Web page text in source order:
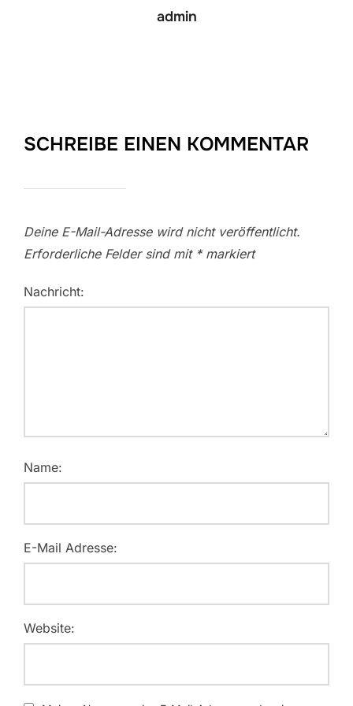
admin
SCHREIBE EINEN KOMMENTAR
Deine E-Mail-Adresse wird nicht veröffentlicht.
Erforderliche Felder sind mit *markiert
Nachricht:
Name:
E-Mail Adresse:
Website: